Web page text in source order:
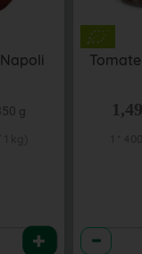
g
Anzahl